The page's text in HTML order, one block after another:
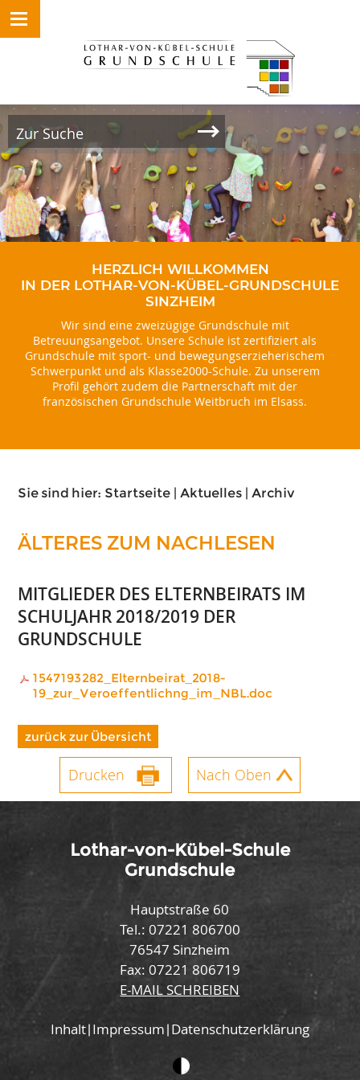
HERZLICH WILLKOMMEN
IN DER LOTHAR-VON-KÜBEL-GRUNDSCHULE
SINZHEIM
Wir sind eine zweizügige Grundschule mit
Betreuungsangebot. Unsere Schule ist zertifiziert als
Grundschule mit sport- und bewegungserzieherischem
Schwerpunkt und als Klasse2000-Schule. Zu unserem
Profil gehört zudem die Partnerschaft mit der
französischen Grundschule Weitbruch im Elsass.
Sie sind hier: Startseite Aktuelles Archiv
ÄLTERES ZUM NACHLESEN
MITGLIEDER DES ELTERNBEIRATS IM
SCHULJAHR 2018/2019 DER
GRUNDSCHULE
1547193282_Elternbeirat_2018-
19_zur_Veroeffentlichng_im_NBL.doc
zurück zur Übersicht
Drucken Nach Oben
Lothar-von-Kübel-Schule
Grundschule
Hauptstraße 60
Tel.: 07221 806700
76547 Sinzheim
Fax: 07221 806719
E-MAIL SCHREIBEN
Inhalt| Impressum Datenschutzerklärung